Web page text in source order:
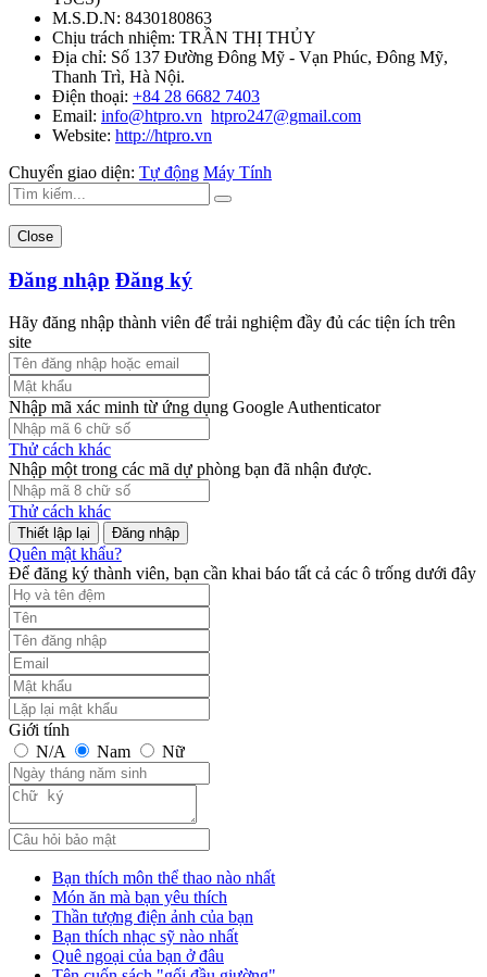
M.S.D.N: 8430180863
Chịu trách nhiệm: TRẦN THỊ THỦY
Địa chỉ: Số 137 Đường Đông Mỹ - Vạn Phúc, Đông Mỹ,
Thanh Trì, Hà Nội.
Điện thoại: +84 28 6682 7403
Email: info@htpro.vn htpro247@gmail.com
Website: http://htpro.vn
Chuyển giao diện: Tự động Máy Tính
Close
Đăng nhập Đăng ký
Hãy đăng nhập thành viên để trải nghiệm đầy đủ các tiện ích trên
site
Nhập mã xác minh từ ứng dụng Google Authenticator
Thử cách khác
Nhập một trong các mã dự phòng bạn đã nhận được.
Thử cách khác
Đăng nhập
Quên mật khẩu?
Để đăng ký thành viên, bạn cần khai báo tất cả các ô trống dưới đây
Giới tính
N/A
Nam Nữ
Bạn thích môn thể thao nào nhất
Món ăn mà bạn yêu thích
Thần tượng điện ảnh của bạn
Bạn thích nhạc sỹ nào nhất
Quê ngoại của bạn ở đâu